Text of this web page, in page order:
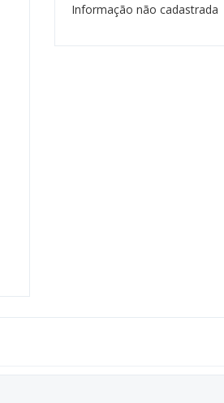
Informação não cadastrada